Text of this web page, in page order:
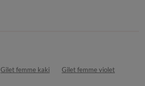
Gilet femme kaki
Gilet femme violet